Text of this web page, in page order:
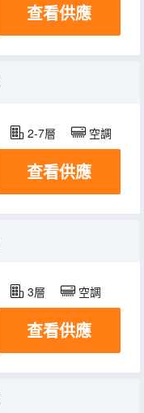
查看供應
2-7層 空調
查看供應
3層 空調
查看供應